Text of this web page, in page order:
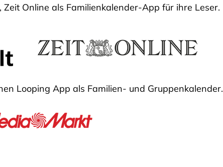
Online als Familienkalender-App für ihre Leser.
Looping App als Familien- und Gruppenkalender.